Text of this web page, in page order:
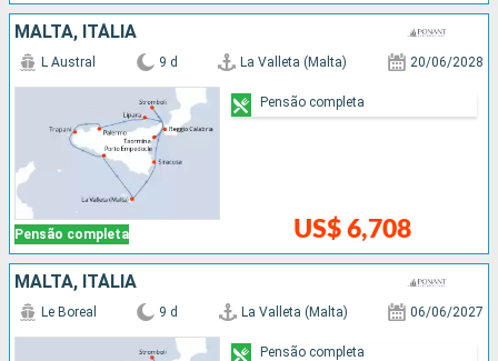
MALTA, ITÁLIA
Pensão completa
L Austral 9 d La Valleta (Malta) 20/06/2028
US$ 6,708
Pensão completa
MALTA, ITÁLIA
Le Boreal 9 d La Valleta (Malta) 06/06/2027
Pensão completa